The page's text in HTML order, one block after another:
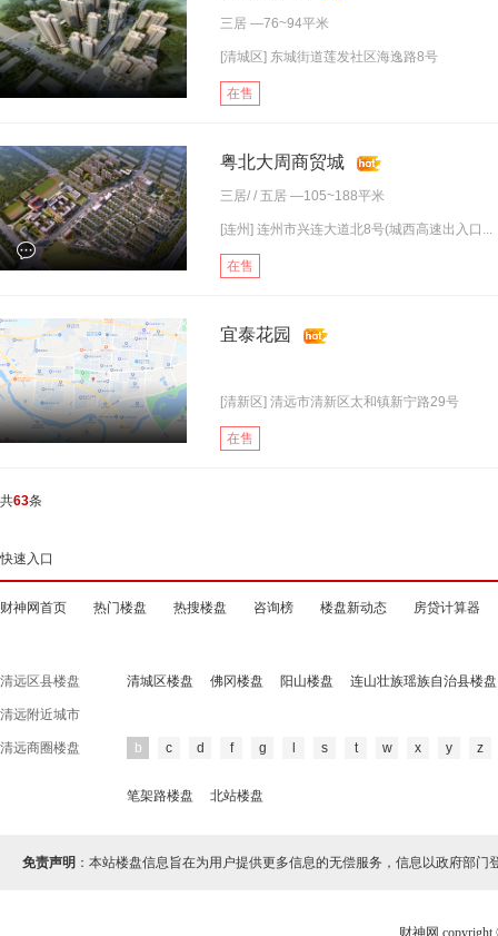
三居 —76~94平米
[清城区] 东城街道莲发社区海逸路8号
在售
粤北大周商贸城
三居/ / 五居 —105~188平米
[连州] 连州市兴连大道北8号(城西高速出入口...
在售
宜泰花园
[清新区] 清远市清新区太和镇新宁路29号
在售
共63条
快速入口
财神网首页 热门楼盘 热搜楼盘 咨询榜 楼盘新动态 房贷计算器
清远区县楼盘 清城区楼盘 佛冈楼盘 阳山楼盘 连山壮族瑶族自治县楼盘
清远附近城市
清远商圈楼盘 b c d f g s t w x y z
笔架路楼盘 北站楼盘
免责声明 ：本站楼盘信息旨在为用户提供更多信息的无偿服务，信息以政府部门
财神网